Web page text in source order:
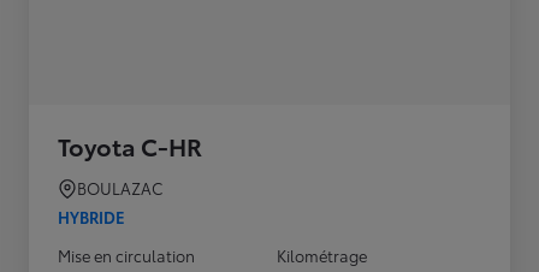
Toyota C-HR
BOULAZAC
HYBRIDE
Mise en circulation
Kilométrage